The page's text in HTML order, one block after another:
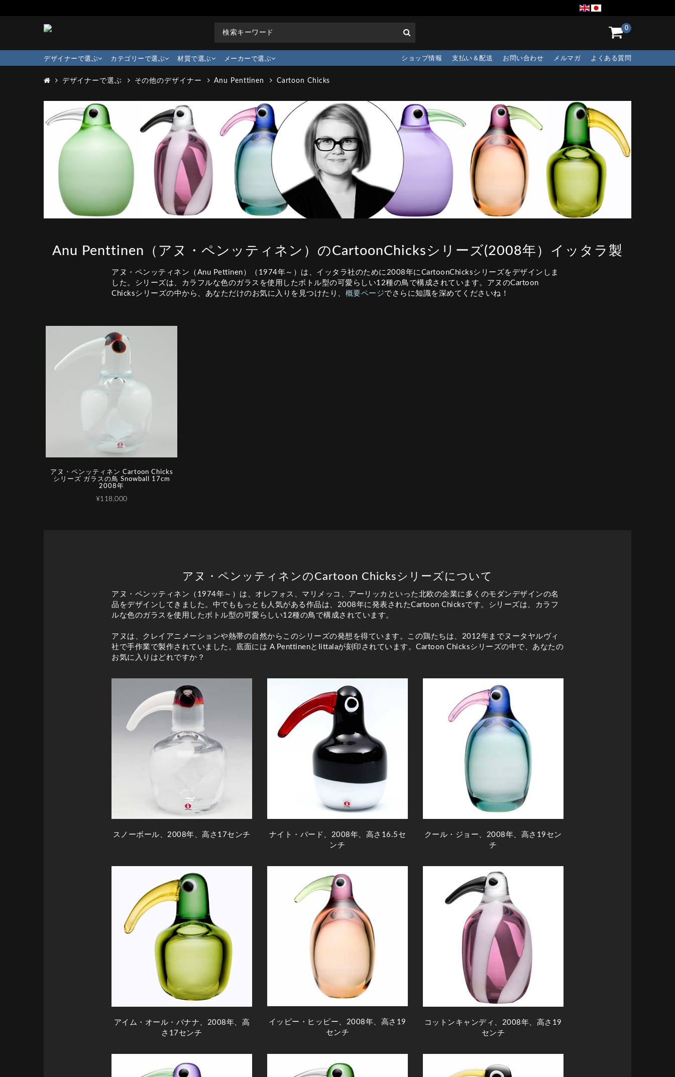
0
デザイナーで選ぶ カテゴリーで選ぶ 材質で選ぶ メーカーで選ぶ よくある質問
メルマガ
お問い合わせ
支払い＆配送
ショップ情報
デザイナーで選ぶ その他のデザイナー Anu Penttinen Cartoon Chicks
Anu Penttinen（アヌ・ペンッティネン）のCartoonChicksシリーズ(2008年）イッタラ製
アヌ・ペンッティネン（Anu Pettinen）（1974年～）は、イッタラ社のために2008年にCartoonChicksシリーズをデザインしま
した。シリーズは、カラフルな色のガラスを使用したボトル型の可愛らしい12種の鳥で構成されています。アヌのCartoon
Chicksシリーズの中から、あなただけのお気に入りを見つけたり、 概要ページでさらに知識を深めてくださいね！
アヌ・ペンッティネン Cartoon Chicks
シリーズ ガラスの鳥 Snowball 17cm
2008年
¥118,000
アヌ・ペンッティネンのCartoon Chicksシリーズについて
アヌ・ペンッティネン（1974年～）は、オレフォス、マリメッコ、アーリッカといった北欧の企業に多くのモダンデザインの名
品をデザインしてきました。中でももっとも人気がある作品は、2008年に発表されたCartoon Chicksです。シリーズは、カラフ
ルな色のガラスを使用したボトル型の可愛らしい12種の鳥で構成されています。
アヌは、クレイアニメーションや熱帯の自然からこのシリーズの発想を得ています。この鶏たちは、2012年までヌータヤルヴィ
社で手作業で製作されていました。底面には A PenttinenとIittalaが刻印されています。Cartoon Chicksシリーズの中で、あなたの
お気に入りはどれですか？
スノーボール、2008年、高さ17センチ
ナイト・バード、2008年、高さ16.5セ
ンチ
クール・ジョー、2008年、高さ19セン
チ
アイム・オール・バナナ、2008年、高
さ17センチ
イッピー・ヒッピー、2008年、高さ19
センチ
コットンキャンディ、2008年、高さ19
センチ